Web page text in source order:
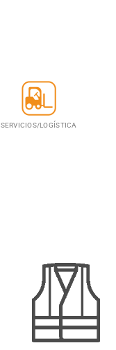
SERVICIOS/LOGÍSTICA